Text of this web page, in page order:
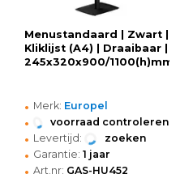
Menustandaard | Zwart |
Kliklijst (A4) | Draaibaar |
245x320x900/1100(h)mm
• Merk: Europel
• voorraad controleren
• Levertijd: zoeken
• Garantie: 1 jaar
• Art.nr: GAS-HU452